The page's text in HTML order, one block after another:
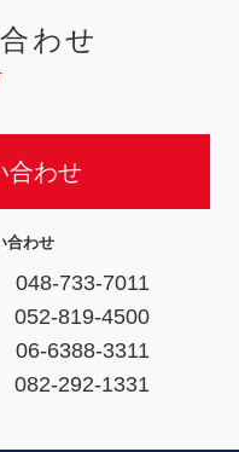
わせ
合わせ
合わせ
048-733-7011
052-819-4500
06-6388-3311
082-292-1331